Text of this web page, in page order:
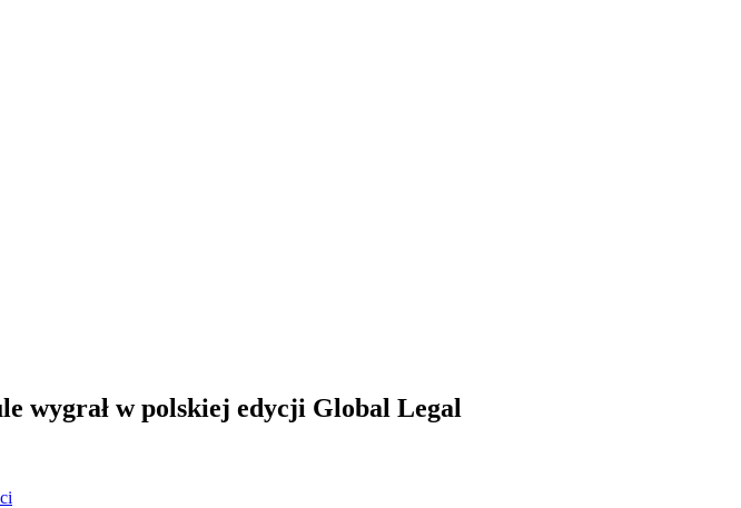
wygrał w polskiej edycji Global Legal